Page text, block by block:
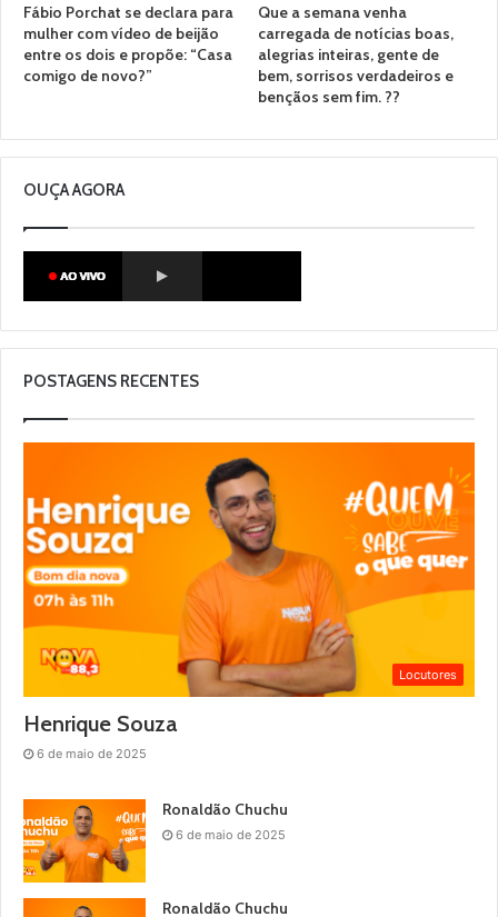
Fábio Porchat se declara para
mulher com vídeo de beijão
entre os dois e propõe: “Casa
comigo de novo?”
Que a semana venha
carregada de notícias boas,
alegrias inteiras, gente de
bem, sorrisos verdadeiros e
bençãos sem fim. ??
OUÇA AGORA
POSTAGENS RECENTES
Locutores
Henrique Souza
6 de maio de 2025
Ronaldão Chuchu
6 de maio de 2025
Ronaldão Chuchu